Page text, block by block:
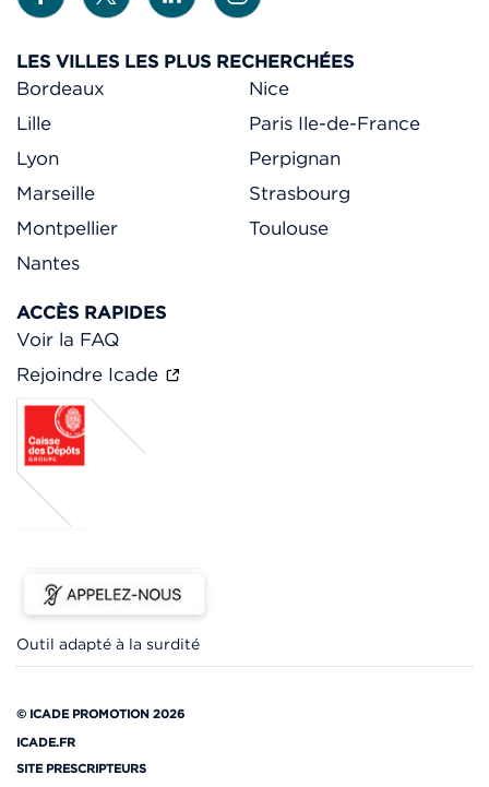
LES VILLES LES PLUS RECHERCHÉES
Bordeaux
Lille
Lyon
Marseille
Montpellier
Nantes
Nice
Paris Ile-de-France
Perpignan
Strasbourg
Toulouse
ACCÈS RAPIDES
Voir la FAQ
Rejoindre Icade
Outil adapté à la surdité
© ICADE PROMOTION 2026
ICADE.FR
SITE PRESCRIPTEURS